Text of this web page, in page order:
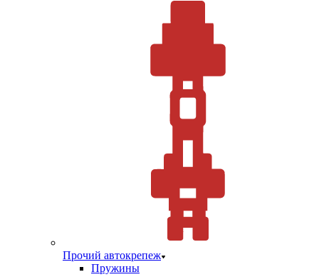
Прочий автокрепеж
Пружины